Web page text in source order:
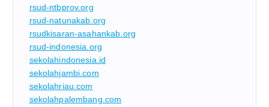
rsud-ntbprov.org
rsud-natunakab.org
rsudkisaran-asahankab.org
rsud-indonesia.org
sekolahindonesia.id
sekolahjambi.com
sekolahriau.com
sekolahpalembang.com